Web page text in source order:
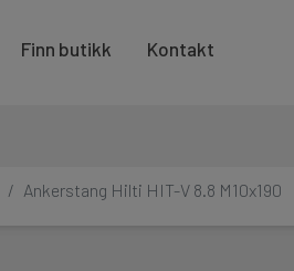
Finn butikk Kontakt
Ankerstang Hilti HIT-V 8.8 M10x190